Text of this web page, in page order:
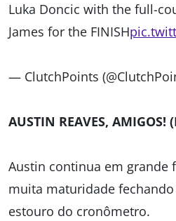
Luka Doncic with the full-
James for the FINISH
— ClutchPoints
AUSTIN REAVES, AMIGOS!
Austin continua em grande
muita maturidade
estouro do cronômetro.